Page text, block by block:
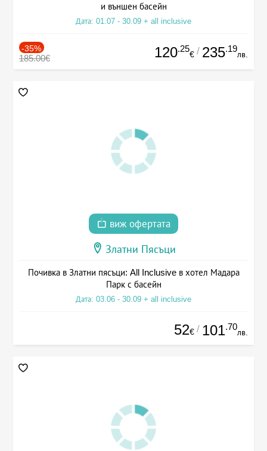
и външен басейн
Дата: 01.07 - 30.09 + all inclusive
-35%
185.00€ 120.25
€ / 235.19
лв.
виж офертата
Златни Пясъци
Почивка в Златни пясъци: All Inclusive в хотел Мадара
Парк с басейн
Дата: 03.06 - 30.09 + all inclusive
52€ / 101.70
лв.